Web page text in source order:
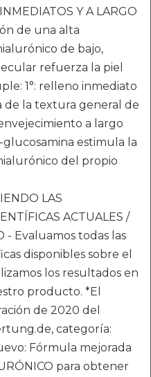
Y A LARGO
de una alta
de bajo,
refuerza la piel
1°: relleno inmediato
de la textura general de
a largo
glucosamina estimula la
del propio
LAS
ACTUALES /
- Evaluamos todas las
disponibles sobre el
los resultados en
producto. *El
de 2020 del
categoría:
Fórmula mejorada
para obtener